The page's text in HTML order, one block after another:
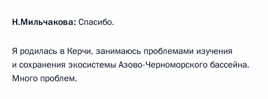
Н.Мильчакова: Спасибо.
Я родилась в Керчи, занимаюсь проблемами изучения
и сохранения экосистемы Азово-Черноморского бассейна.
Много проблем.